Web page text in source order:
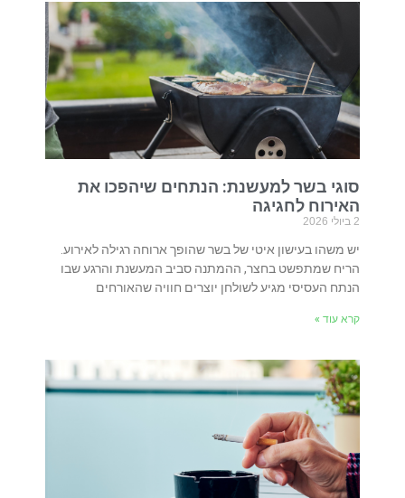
סוגי בשר למעשנת: הנתחים שיהפכו את
האירוח לחגיגה
2 ביולי 2026
יש משהו בעישון איטי של בשר שהופך ארוחה רגילה לאירוע.
הריח שמתפשט בחצר, ההמתנה סביב המעשנת והרגע שבו
הנתח העסיסי מגיע לשולחן יוצרים חוויה שהאורחים
קרא עוד »